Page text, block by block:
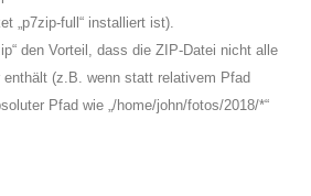
„p7zip-full“ installiert ist).
den Vorteil, dass die ZIP-Datei nicht alle
enthält (z.B. wenn statt relativem Pfad
Pfad wie „/home/john/fotos/2018/*“